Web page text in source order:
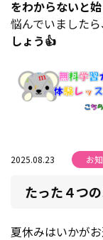
をわからないと
悩んでいましたら
しょう👍
2025.08.23 お
たった４つ
夏休みはいかが